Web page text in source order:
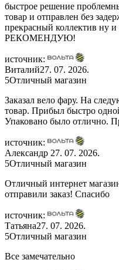
быстрое решение
товар и отправлен без
прекрасный коллектив
РЕКОМЕНДУЮ!
источник:
Виталий27. 07. 2026.
5Отличный магазин
Заказал вело фару. На
товар. Прибыл быстро
Упаковано было отлично.
источник:
Александр 27. 07. 2026.
5Отличный магазин
Отличный интернет
отправили заказ! Спасибо
источник:
Татьяна27. 07. 2026.
5Отличный магазин
Все замечательно